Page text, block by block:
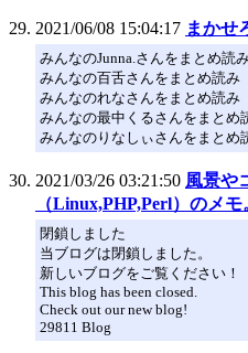
2021/06/08 15:04:17 まかせ
みんなのJunna.さんをまとめ読
みんなの百舌さんをまとめ読み
みんなのれなさんをまとめ読み
みんなの最中くるさんをまとめ
みんなのりなしぃさんをまとめ
2021/03/26 03:21:50 風景や
（Linux,PHP,Perl）のメ
閉鎖しました
当ブログは閉鎖しました。
新しいブログをご覧ください！
This blog has been closed.
Check out our new blog!
29811 Blog